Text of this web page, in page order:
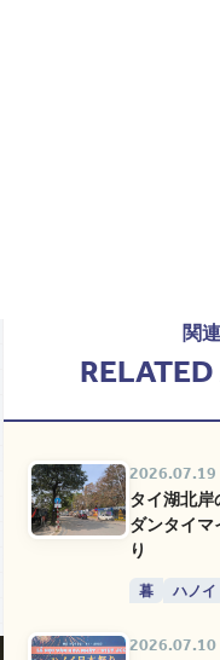
関
2026.07.19
タイ湖北岸
ダンタイ
り
暮 ハノイ
2026.07.10